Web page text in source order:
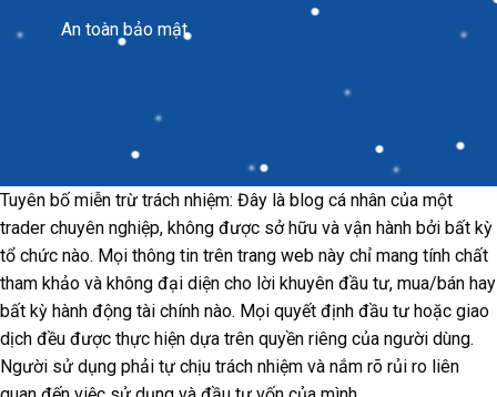
An toàn bảo mật
Tuyên bố miễn trừ trách nhiệm: Đây là blog cá nhân của một
trader chuyên nghiệp, không được sở hữu và vận hành bởi bất kỳ
tổ chức nào. Mọi thông tin trên trang web này chỉ mang tính chất
tham khảo và không đại diện cho lời khuyên đầu tư, mua/bán hay
bất kỳ hành động tài chính nào. Mọi quyết định đầu tư hoặc giao
dịch đều được thực hiện dựa trên quyền riêng của người dùng.
Người sử dụng phải tự chịu trách nhiệm và nắm rõ rủi ro liên